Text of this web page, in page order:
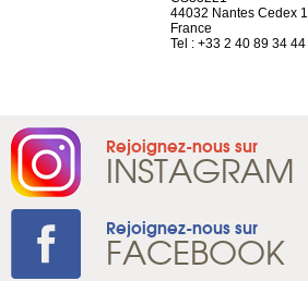
44032 Nantes Cedex 1
France
Tel : +33 2 40 89 34 44
Rejoignez-nous sur
INSTAGRAM
Rejoignez-nous sur
FACEBOOK